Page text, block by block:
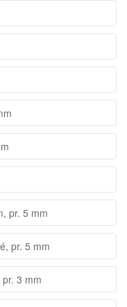
pr. 5 mm
pr. 5 mm
3 mm